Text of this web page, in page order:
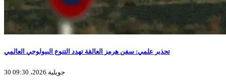
تحذير علمي: سفن هرمز العالقة تهدد التنوع البيولوجي العالمي
30 جويلية 2026، 09:30